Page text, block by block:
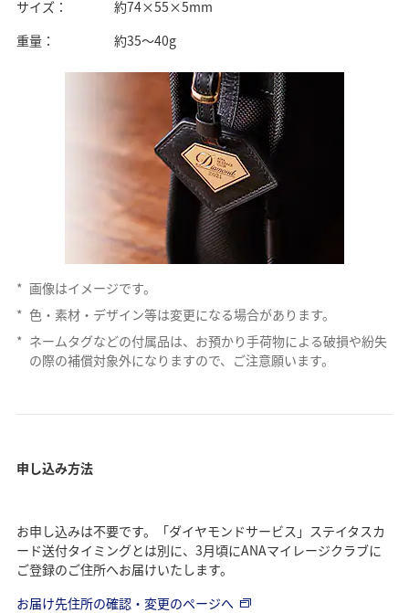
サイズ：
約74×55×5mm
重量：
約35～40g
* 画像はイメージです。
* 色・素材・デザイン等は変更になる場合があります。
* ネームタグなどの付属品は、お預かり手荷物による破損や紛失
の際の補償対象外になりますので、ご注意願います。
申し込み方法
お申し込みは不要です。「ダイヤモンドサービス」ステイタスカ
ード送付タイミングとは別に、3月頃にANAマイレージクラブに
ご登録のご住所へお届けいたします。
お届け先住所の確認・変更のページへ